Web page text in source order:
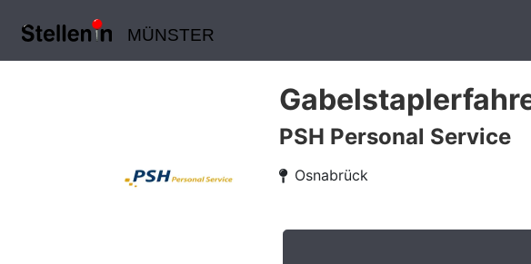
MÜNSTER
PSH Personal Service
Osnabrück